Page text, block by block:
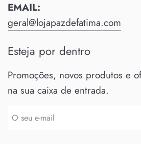
EMAIL:
geral@lojapazdefatima.com
Esteja por dentro
Promoções, novos produtos e
na sua caixa de entrada.